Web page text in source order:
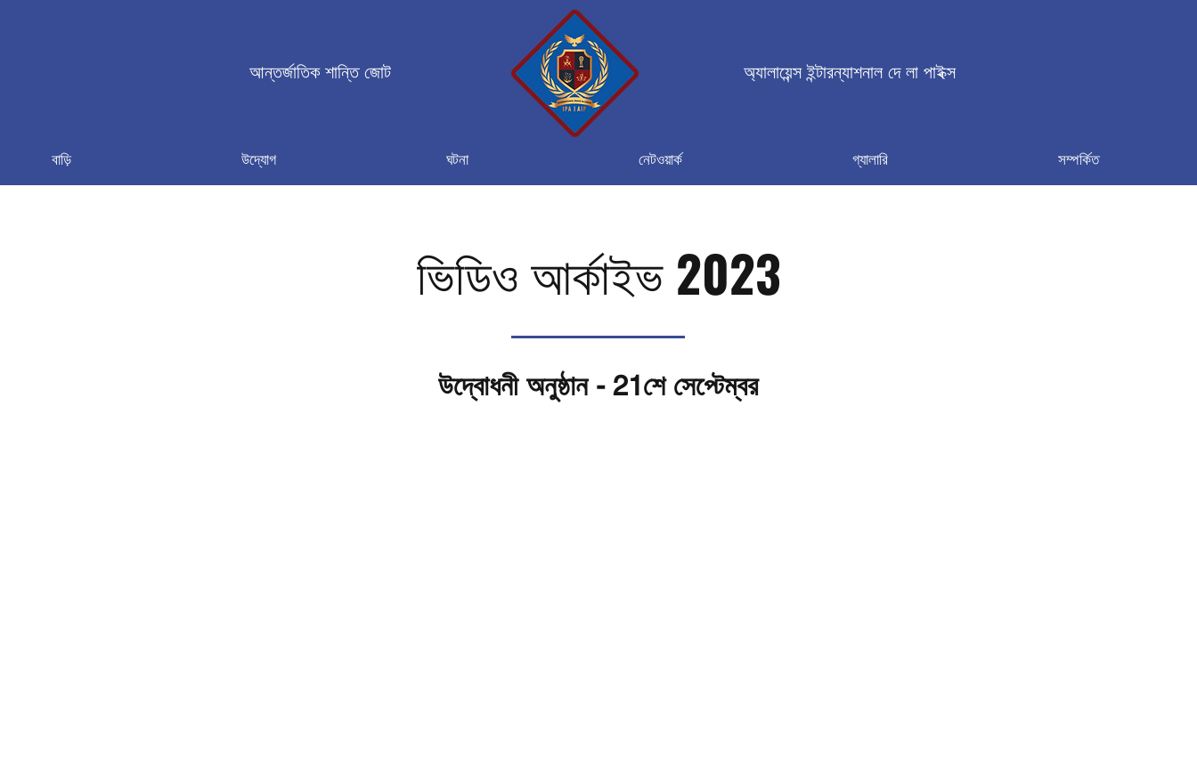
আন্তর্জাতিক শান্তি জোট অ্যালায়েন্স ইন্টারন্যাশনাল দে লা পাইক্স
বাড়ি উদ্যোগ ঘটনা নেটওয়ার্ক গ্যালারি সম্পর্কিত
ভিডিও আর্কাইভ 2023
উদ্বোধনী অনুষ্ঠান - 21শে সেপ্টেম্বর